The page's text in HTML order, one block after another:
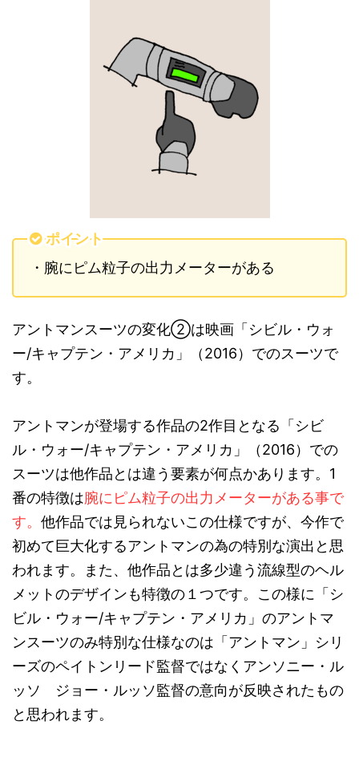
ポイント
・腕にピム粒子の出力メーターがある
アントマンスーツの変化②は映画「シビル・ウォ
ー/キャプテン・アメリカ」（2016）でのスーツで
す。
アントマンが登場する作品の2作目となる「シビ
ル・ウォー/キャプテン・アメリカ」（2016）での
スーツは他作品とは違う要素が何点かあります。 1
番の特徴は腕にピム粒子の出力メーターがある事で
す。 他作品では見られないこの仕様ですが、今作で
初めて巨大化するアントマンの為の特別な演出と思
われます。また、他作品とは多少違う流線型のヘル
メットのデザインも特徴の１つです。この様に「シ
ビル・ウォー/キャプテン・アメリカ」のアントマ
ンスーツのみ特別な仕様なのは「アントマン」シリ
ーズのペイトンリード監督ではなくアンソニー・ル
ッソ ジョー・ルッソ監督の意向が反映されたもの
と思われます。